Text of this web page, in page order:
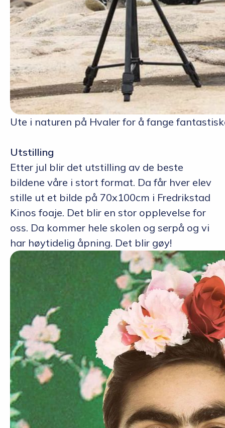
Ute i naturen på Hvaler for å fange
Utstilling
Etter jul blir det utstilling av de beste
bildene våre i stort format. Da får hver elev
stille ut et bilde på 70x100cm i Fredrikstad
Kinos foaje. Det blir en stor opplevelse for
oss. Da kommer hele skolen og serpå og vi
har høytidelig åpning. Det blir gøy!